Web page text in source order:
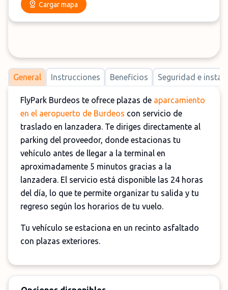
Cargar mapa
General Instrucciones Beneficios Seguridad e
FlyPark Burdeos te ofrece plazas de aparcamiento
en el aeropuerto de Burdeos con servicio de
traslado en lanzadera. Te diriges directamente al
parking del proveedor, donde estacionas tu
vehículo antes de llegar a la terminal en
aproximadamente 5 minutos gracias a la
lanzadera. El servicio está disponible las 24 horas
del día, lo que te permite organizar tu salida y tu
regreso según los horarios de tu vuelo.
Tu vehículo se estaciona en un recinto asfaltado
con plazas exteriores.